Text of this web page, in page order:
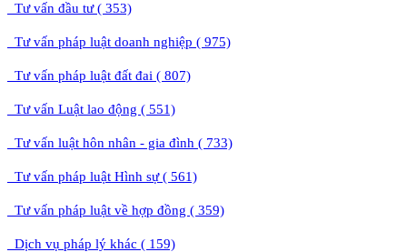
Tư vấn đầu tư ( 353)
Tư vấn pháp luật doanh nghiệp ( 975)
Tư vấn pháp luật đất đai ( 807)
Tư vấn Luật lao động ( 551)
Tư vấn luật hôn nhân - gia đình ( 733)
Tư vấn pháp luật Hình sự ( 561)
Tư vấn pháp luật về hợp đồng ( 359)
Dịch vụ pháp lý khác ( 159)